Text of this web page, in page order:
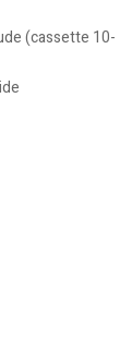
(cassette 10-